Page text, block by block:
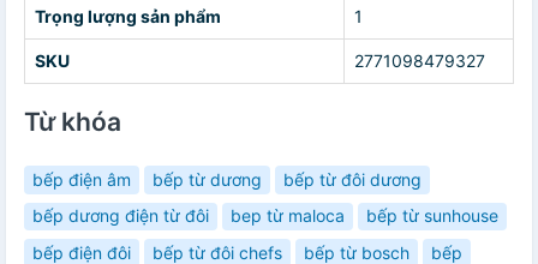
Trọng lượng sản phẩm 1
SKU 2771098479327
Từ khóa
bếp điện âm bếp từ dương
bếp từ đôi dương
bếp dương điện từ đôi
bep từ maloca
bếp từ sunhouse
bếp điện đôi
bếp từ đôi chefs bếp từ bosch
bếp